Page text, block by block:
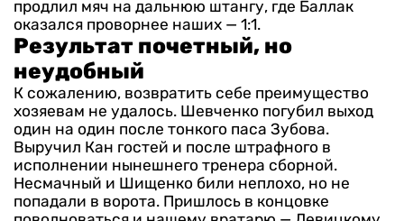
продлил мяч на дальнюю штангу, где Баллак
оказался проворнее наших — 1:1.
Результат почетный, но
неудобный
К сожалению, возвратить себе преимущество
хозяевам не удалось. Шевченко погубил выход
один на один после тонкого паса Зубова.
Выручил Кан гостей и после штрафного в
исполнении нынешнего тренера сборной.
Несмачный и Шищенко били неплохо, но не
попадали в ворота. Пришлось в концовке